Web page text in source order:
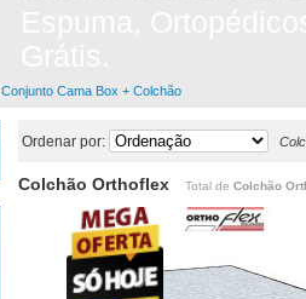
Conjunto Cama Box + Colchão
Ordenar por:
Colchão Orthoflex Total de Colchão